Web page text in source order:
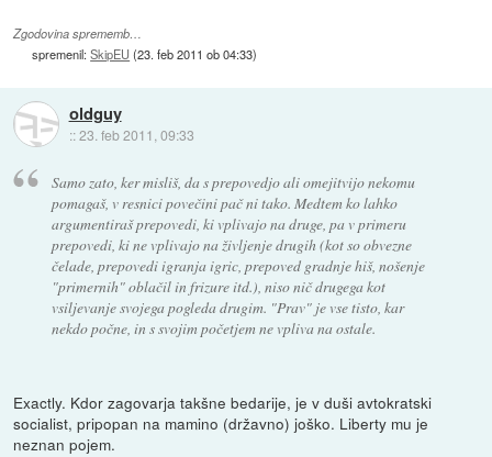
Zgodovina sprememb…
spremenil:SkipEU (23. feb 2011 ob 04:33)
oldguy
::23. feb 2011, 09:33
Samo zato, ker misliš, da s prepovedjo ali omejitvijo nekomu
pomagaš, v resnici povečini pač ni tako. Medtem ko lahko
argumentiraš prepovedi, ki vplivajo na druge, pa v primeru
prepovedi, ki ne vplivajo na življenje drugih (kot so obvezne
čelade, prepovedi igranja igric, prepoved gradnje hiš, nošenje
"primernih" oblačil in frizure itd.), niso nič drugega kot
vsiljevanje svojega pogleda drugim. "Prav" je vse tisto, kar
nekdo počne, in s svojim početjem ne vpliva na ostale.
Exactly. Kdor zagovarja takšne bedarije, je v duši avtokratski
socialist, pripopan na mamino (državno) joško. Liberty mu je
neznan pojem.